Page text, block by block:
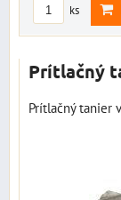
ks
Prítlačný
Prítlačný tanier